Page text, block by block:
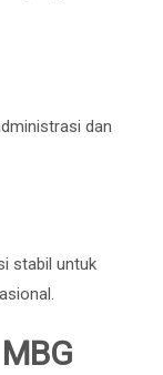
dan
stabil untuk